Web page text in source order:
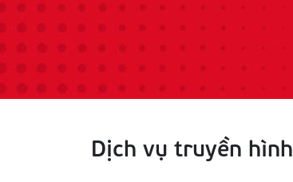
Dịch vụ truyền hình